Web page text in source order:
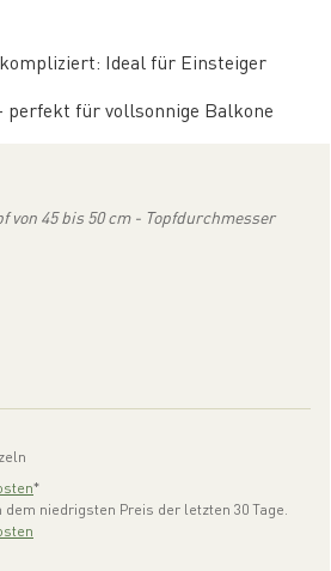
Ideal für Einsteiger
perfekt für vollsonnige Balkone
von 45 bis 50 cm - Topfdurchmesser
*
niedrigsten Preis der letzten 30 Tage.